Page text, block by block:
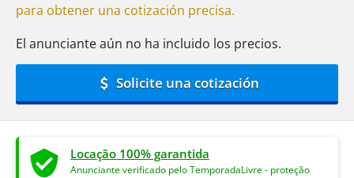
para obtener una cotización precisa.
El anunciante aún no ha incluido los precios.
Solicite una cotización
Locação 100% garantida
Anunciante verificado pelo TemporadaLivre - proteção